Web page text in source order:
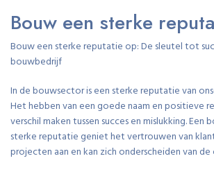
Bouw een sterke
Bouw een sterke reputatie op: De sleutel tot
bouwbedrijf
In de bouwsector is een sterke reputatie van
Het hebben van een goede naam en positieve
verschil maken tussen succes en mislukking.
sterke reputatie geniet het vertrouwen van
projecten aan en kan zich onderscheiden van